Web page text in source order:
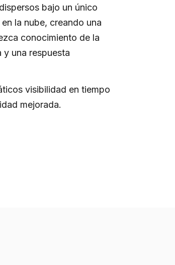
bajo un único
la nube, creando una
conocimiento de la
y una respuesta
visibilidad en tiempo
mejorada.